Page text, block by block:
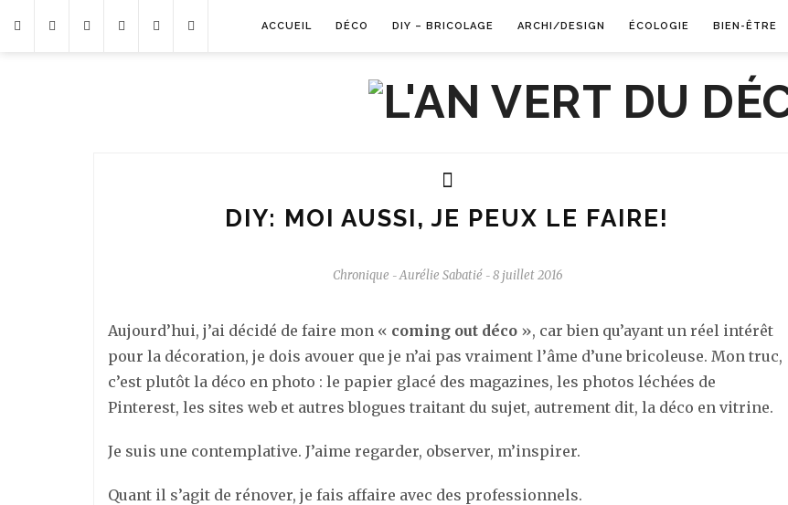
ACCUEIL DÉCO DIY – BRICOLAGE ARCHI/DESIGN ÉCOLOGIE BIEN-ÊTRE
DIY: MOI AUSSI, JE PEUX LE FAIRE!
Chronique - Aurélie Sabatié - 8 juillet 2016
Aujourd’hui, j’ai décidé de faire mon « coming out déco », car bien qu’ayant un réel intérêt
pour la décoration, je dois avouer que je n’ai pas vraiment l’âme d’une bricoleuse. Mon truc,
c’est plutôt la déco en photo : le papier glacé des magazines, les photos léchées de
Pinterest, les sites web et autres blogues traitant du sujet, autrement dit, la déco en vitrine.
Je suis une contemplative. J’aime regarder, observer, m’inspirer.
Quant il s’agit de rénover, je fais affaire avec des professionnels.